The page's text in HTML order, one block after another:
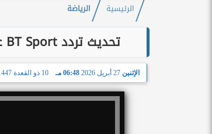
الرئيسية الرياضة
تحديث تردد BT Sport على القمر الصناعي Astra 2026 لمباريات الدوري الإنجليزي
الإثنين 27 أبريل 2026 06:48 مـ 10 ذو القعدة 1447